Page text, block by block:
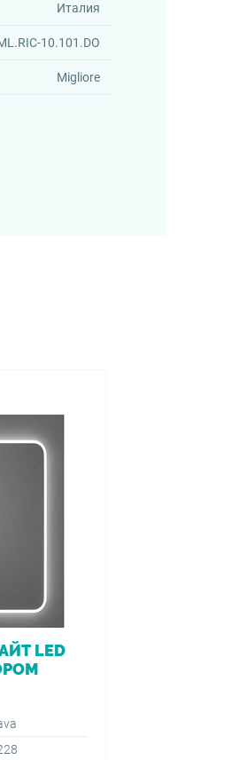
Италия
10.101.DO
Migliore
LED